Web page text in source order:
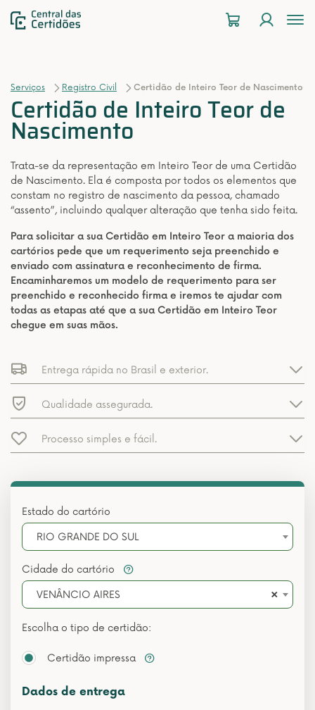
Serviços Registro Civil Certidão de Inteiro Teor de Nascimento
Certidão de Inteiro Teor de
Nascimento
Trata-se da representação em Inteiro Teor de uma Certidão
de Nascimento. Ela é composta por todos os elementos que
constam no registro de nascimento da pessoa, chamado
“assento”, incluindo qualquer alteração que tenha sido feita.
Para solicitar a sua Certidão em Inteiro Teor a maioria dos
cartórios pede que um requerimento seja preenchido e
enviado com assinatura e reconhecimento de firma.
Encaminharemos um modelo de requerimento para ser
preenchido e reconhecido firma e iremos te ajudar com
todas as etapas até que a sua Certidão em Inteiro Teor
chegue em suas mãos.
Entrega rápida no Brasil e exterior.
Qualidade assegurada.
Processo simples e fácil.
Estado do cartório
RIO GRANDE DO SUL
Cidade do cartório
×
VENÂNCIO AIRES
Escolha o tipo de certidão:
Certidão impressa
Dados de entrega